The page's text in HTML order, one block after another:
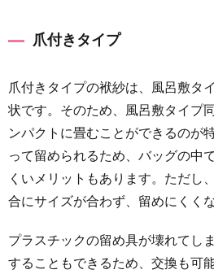
爪付きタイプ
爪付きタイプの袱紗は、風呂敷タ
状です。そのため、風呂敷タイプ
ンパクトに畳むことができるのが
って留められるため、バッグの中
くいメリットもあります。ただし
合にサイズが合わず、留めにくく
プラスチックの留め具が壊れてし
することもできるため、交換も可